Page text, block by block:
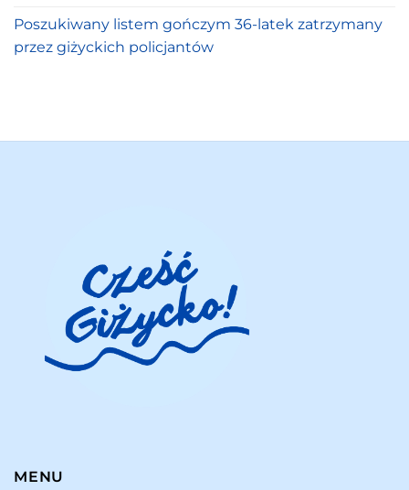
Poszukiwany listem gończym 36-latek zatrzymany
przez giżyckich policjantów
MENU